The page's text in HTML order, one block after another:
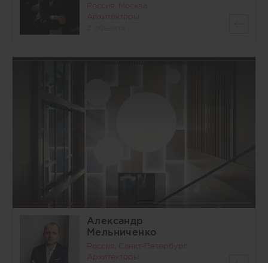
Россия, Москва
Архитекторы
Александр
Мельниченко
Россия, Санкт-Петербург
Архитекторы